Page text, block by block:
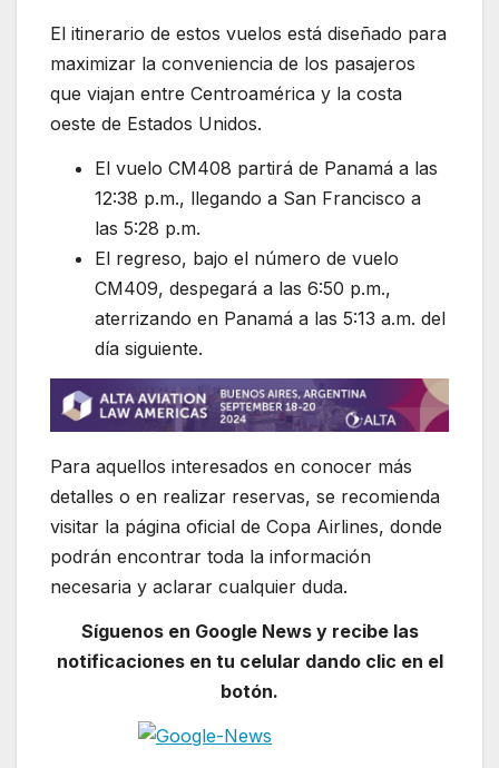
El itinerario de estos vuelos está diseñado para
maximizar la conveniencia de los pasajeros
que viajan entre Centroamérica y la costa
oeste de Estados Unidos.
El vuelo CM408 partirá de Panamá a las
12:38 p.m., llegando a San Francisco a
las 5:28 p.m.
El regreso, bajo el número de vuelo
CM409, despegará a las 6:50 p.m.,
aterrizando en Panamá a las 5:13 a.m. del
día siguiente.
Para aquellos interesados en conocer más
detalles o en realizar reservas, se recomienda
visitar la página oficial de Copa Airlines, donde
podrán encontrar toda la información
necesaria y aclarar cualquier duda.
Síguenos en Google News y recibe las
notificaciones en tu celular dando clic en el
botón.